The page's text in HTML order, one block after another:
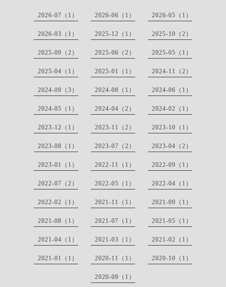
2026-07（1） 2026-06（1） 2026-05（1）
2026-03（1） 2025-12（1） 2025-10（2）
2025-09（2） 2025-06（2） 2025-05（1）
2025-04（1） 2025-01（1） 2024-11（2）
2024-09（3） 2024-08（1） 2024-06（1）
2024-05（1） 2024-04（2） 2024-02（1）
2023-12（1） 2023-11（2） 2023-10（1）
2023-08（1） 2023-07（2） 2023-04（2）
2023-01（1） 2022-11（1） 2022-09（1）
2022-07（2） 2022-05（1） 2022-04（1）
2022-02（1） 2021-11（1） 2021-09（1）
2021-08（1） 2021-07（1） 2021-05（1）
2021-04（1） 2021-03（1） 2021-02（1）
2021-01（1） 2020-11（1） 2020-10（1）
2020-09（1）